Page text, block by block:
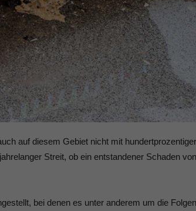
auf diesem Gebiet nicht mit hundertprozentiger
Streit, ob ein entstandener Schaden von
bei denen es unter anderem um die Folgen